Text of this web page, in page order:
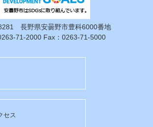
長野県安曇野市豊科6000番地
71-2000 Fax：0263-71-5000
セス